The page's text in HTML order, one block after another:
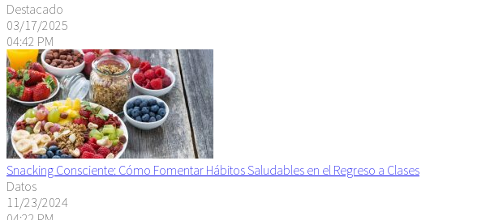
Destacado
03/17/2025
04:42 PM
Snacking Consciente: Cómo Fomentar Hábitos Saludables en el Regreso a Clases
Datos
11/23/2024